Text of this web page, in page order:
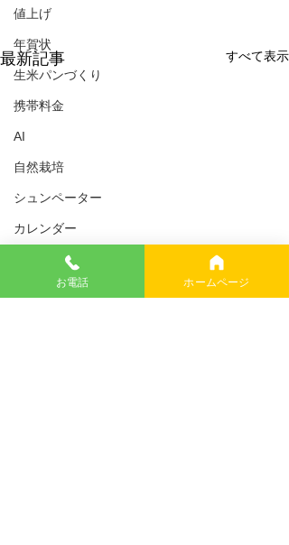
値上げ
年賀状
生米パンづくり
携帯料金
AI
自然栽培
シュンペーター
カレンダー
Windows11
最新記事 すべて表示
お電話 ホームページ